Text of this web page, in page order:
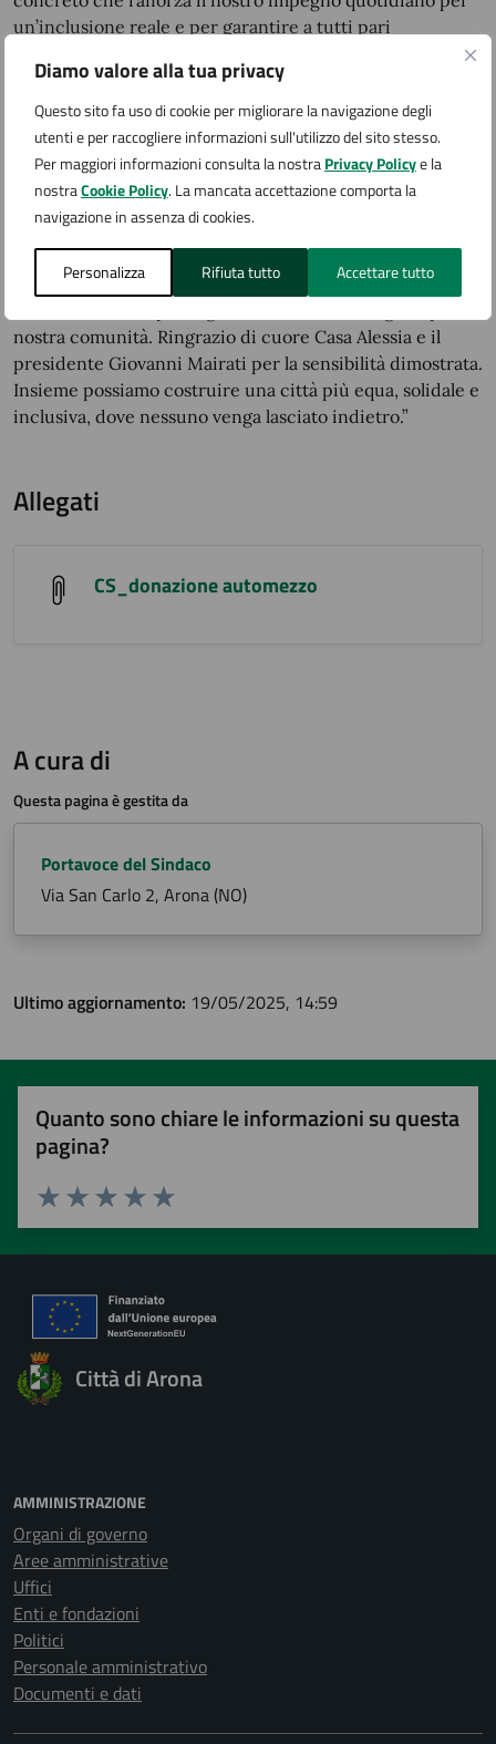
Diamo valore alla tua privacy
Questo sito fa uso di cookie per migliorare la navigazione degli
utenti e per raccogliere informazioni sull'utilizzo del sito stesso.
Per maggiori informazioni consulta la nostraPrivacy Policye la
nostraCookie Policy. La mancata accettazione comporta la
navigazione in assenza di cookies.
Personalizza Rifiuta tutto Accettare tutto
un’inclusione reale e per garantire a tutti pari
comunità. Come consigliere comunale con delega
all’inclusione delle persone diversamente abili,
considero questo un passo importante verso una città
sempre più attenta e accessibile.”
Il Sindaco, On. Alberto Gusmeroli dichiara: “Questa
donazione rappresenta non solo un gesto di grande
solidarietà, ma anche un esempio concreto di come la
collaborazione tra enti del terzo settore e pubblica
nostra comunità. Ringrazio di cuore Casa Alessia e il
presidente Giovanni Mairati per la sensibilità dimostrata.
Insieme possiamo costruire una città più equa, solidale e
inclusiva, dove nessuno venga lasciato indietro.”
Allegati
CS_donazione automezzo
A cura di
Questa pagina è gestita da
Portavoce del Sindaco
Via San Carlo 2, Arona (NO)
Ultimo aggiornamento: 19/05/2025, 14:59
Quanto sono chiare le informazioni su questa
pagina?
Valuta 5 stelle su 5
Valuta 4 stelle su 5
Valuta 3 stelle su 5
Valuta 2 stelle su 5
Valuta 1 stelle su 5
Città di Arona
AMMINISTRAZIONE
Organi di governo
Aree amministrative
Uffici
Enti e fondazioni
Politici
Personale amministrativo
Documenti e dati